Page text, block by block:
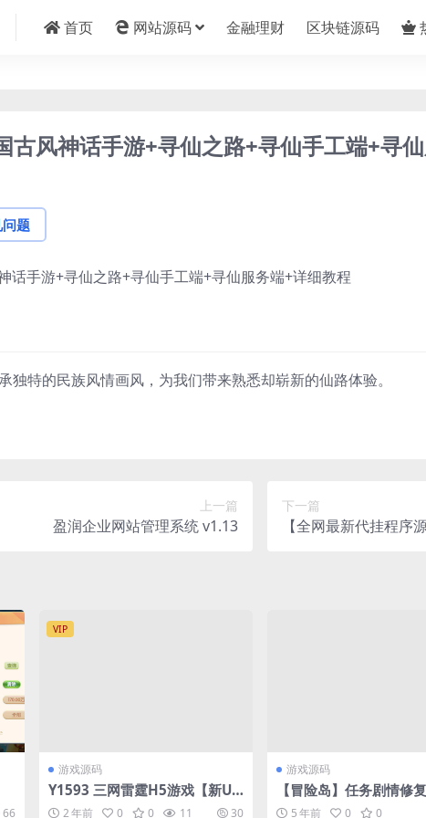
首页 网站源码 金融理财 区块链源码
古风神话手游+寻仙之路+寻仙手工端+寻
题
独特的民族风情画风，为我们带来熟悉却崭新的仙路体验。
上一篇
盈润企业网站管理系统 v1.13
下一篇
【全网最新代挂程序
66
VIP
游戏源码
Y1593 三网雷霆H5游戏【新UI
雷霆霸主之齐天圣域H5内购
2 年前 0 0 11 30
游戏源码
【冒险岛】任务剧情修
键端+源码+客户端+架设
5 年前 0 0